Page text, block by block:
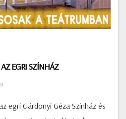
EGRI SZÍNHÁZ
egri Gárdonyi Géza Színház és